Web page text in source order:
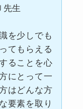
生
を少しでも
てもらえる
ることを心
にとって一
はどんな方
要素を取り